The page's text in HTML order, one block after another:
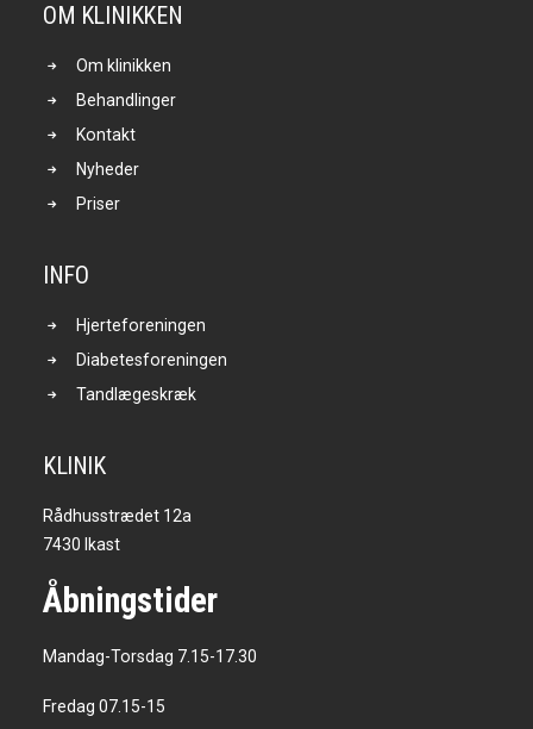
OM KLINIKKEN
Om klinikken
Behandlinger
Kontakt
Nyheder
Priser
INFO
Hjerteforeningen
Diabetesforeningen
Tandlægeskræk
KLINIK
Rådhusstrædet 12a
7430 Ikast
Åbningstider
Mandag-Torsdag 7.15-17.30
Fredag 07.15-15